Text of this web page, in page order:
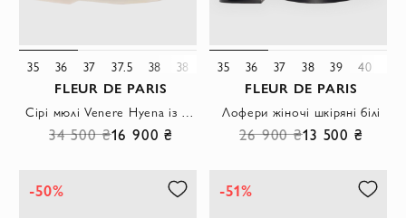
35 36 37 37.5 38 38.5 41
FLEUR DE PARIS
Сірі мюлі Venere Hyena із замші жіночі
34 500 ₴16 900 ₴
35 36 37 38 39 40
FLEUR DE PARIS
Лофери жіночі шкіряні білі
26 900 ₴13 500 ₴
-50% -51%